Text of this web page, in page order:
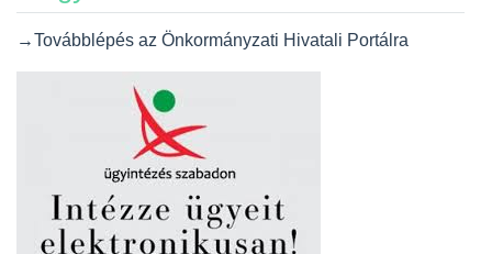
→Továbblépés az Önkormányzati Hivatali Portálra